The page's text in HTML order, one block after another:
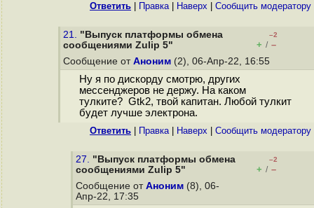
Ответить Правка| Наверх Cообщить модератору
21. "Выпуск платформы обмена
сообщениями Zulip 5"
–2
+ / –
Сообщение от Аноним (2), 06-Апр-22, 16:55
Ну я по дискорду смотрю, других
мессенджеров не держу. На каком
тулките? Gtk2, твой капитан. Любой тулкит
будет лучше электрона.
Ответить Правка| Наверх Cообщить модератору
27. "Выпуск платформы обмена
сообщениями Zulip 5"
–2
+ / –
Сообщение от Аноним (8), 06-
Апр-22, 17:35